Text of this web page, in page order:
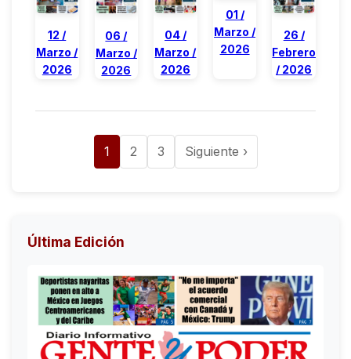
12 /
Marzo /
2026
06 /
Marzo /
2026
04 /
Marzo /
2026
01 /
Marzo /
2026
26 /
Febrero
/ 2026
1 2 3 Siguiente ›
Última Edición